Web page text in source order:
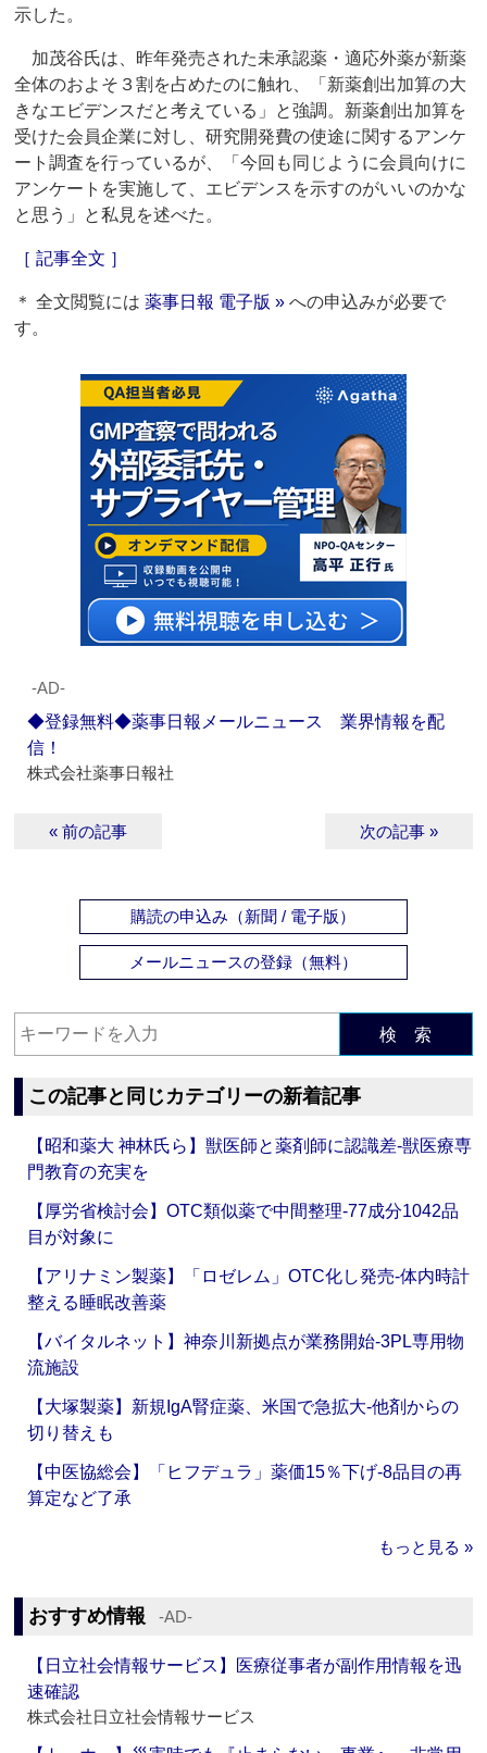
示した。
加茂谷氏は、昨年発売された未承認薬・適応外薬が新薬
全体のおよそ３割を占めたのに触れ、「新薬創出加算の大
きなエビデンスだと考えている」と強調。新薬創出加算を
受けた会員企業に対し、研究開発費の使途に関するアンケ
ート調査を行っているが、「今回も同じように会員向けに
アンケートを実施して、エビデンスを示すのがいいのかな
と思う」と私見を述べた。
［ 記事全文 ］
＊ 全文閲覧には薬事日報 電子版 » への申込みが必要で
す。
‐AD‐
◆登録無料◆薬事日報メールニュース 業界情報を配
信！
株式会社薬事日報社
« 前の記事 次の記事 »
購読の申込み（新聞 / 電子版）
メールニュースの登録（無料）
検 索
この記事と同じカテゴリーの新着記事
【昭和薬大 神林氏ら】獣医師と薬剤師に認識差‐獣医療専
門教育の充実を
【厚労省検討会】OTC類似薬で中間整理‐77成分1042品
目が対象に
【アリナミン製薬】「ロゼレム」OTC化し発売‐体内時計
整える睡眠改善薬
【バイタルネット】神奈川新拠点が業務開始‐3PL専用物
流施設
【大塚製薬】新規IgA腎症薬、米国で急拡大‐他剤からの
切り替えも
【中医協総会】「ヒフデュラ」薬価15％下げ‐8品目の再
算定など了承
もっと見る »
おすすめ情報 ‐AD‐
【日立社会情報サービス】医療従事者が副作用情報を迅
速確認
株式会社日立社会情報サービス